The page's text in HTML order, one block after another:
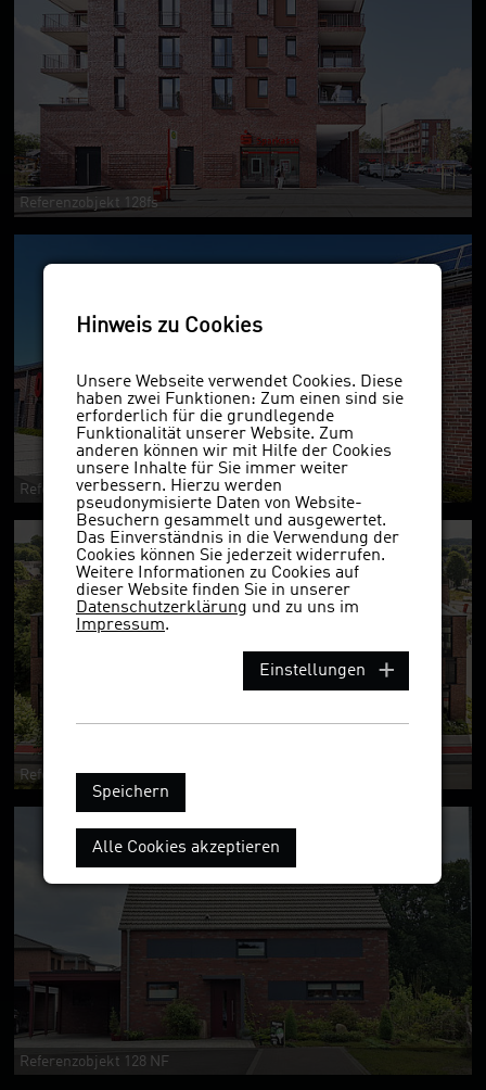
Referenzobjekt 128fs
Referenzobjekt 128
Referenzobjekt 128 NF
Referenzobjekt 128 NF
Hinweis zu Cookies
Unsere Webseite verwendet Cookies. Diese
haben zwei Funktionen: Zum einen sind sie
erforderlich für die grundlegende
Funktionalität unserer Website. Zum
anderen können wir mit Hilfe der Cookies
unsere Inhalte für Sie immer weiter
verbessern. Hierzu werden
pseudonymisierte Daten von Website-
Besuchern gesammelt und ausgewertet.
Das Einverständnis in die Verwendung der
Cookies können Sie jederzeit widerrufen.
Weitere Informationen zu Cookies auf
dieser Website finden Sie in unserer
Datenschutzerklärung und zu uns im
Impressum.
Einstellungen
Speichern
Alle Cookies akzeptieren